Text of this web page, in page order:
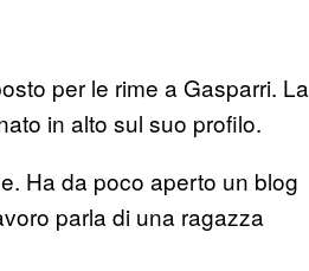
per le rime a Gasparri. La
in alto sul suo profilo.
Ha da poco aperto un blog
parla di una ragazza